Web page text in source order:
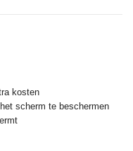
kosten
scherm te beschermen